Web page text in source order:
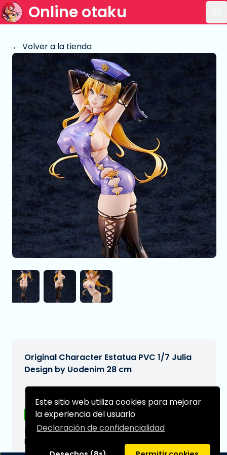
Este sitio web utiliza cookies para mejorar
la experiencia del usuario
Declaración de confidencialidad
Online otaku
← Volver a la tienda
Original Character Estatua PVC 1/7 Julia
Design by Uodenim 28 cm
€379,00
Envío gratis
Fecha de entrega prevista:
N/A